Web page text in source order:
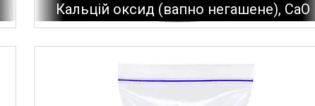
Кальцій оксид (вапно негашене), CaO